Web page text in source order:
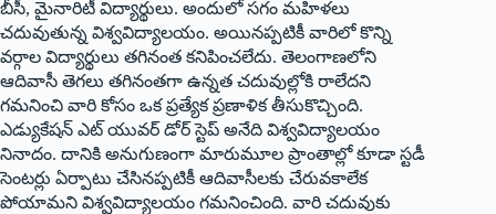
బీసీ, మైనారిటీ విద్యార్థులు. అందులో సగం మహిళలు
చదువుతున్న విశ్వవిద్యాలయం. అయినప్పటికీ వారిలో కొన్ని
వర్గాల విద్యార్థులు తగినంత కనిపించలేదు. తెలంగాణలోని
ఆదివాసీ తెగలు తగినంతగా ఉన్నత చదువుల్లోకి రాలేదని
గమనించి వారి కోసం ఒక ప్రత్యేక ప్రణాళిక తీసుకొచ్చింది.
ఎడ్యుకేషన్‌ ఎట్‌ యువర్‌ డోర్‌ స్టెప్‌ అనేది విశ్వవిద్యాలయం
నినాదం. దానికి అనుగుణంగా మారుమూల ప్రాంతాల్లో కూడా స్టడీ
సెంటర్లు ఏర్పాటు చేసినప్పటికీ ఆదివాసీలకు చేరువకాలేక
పోయామని విశ్వవిద్యాలయం గమనించింది. వారి చదువుకు